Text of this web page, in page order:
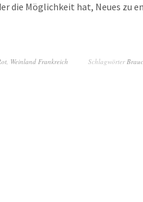
die Möglichkeit hat, Neues zu
, Weinland Frankreich Schlagwörter